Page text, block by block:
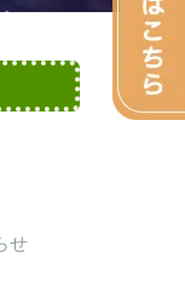
せ